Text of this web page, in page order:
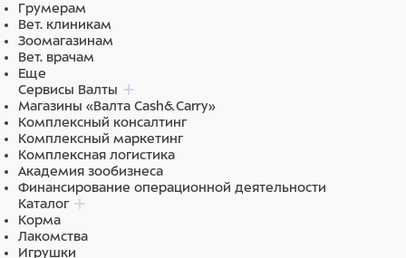
Грумерам
Вет. клиникам
Зоомагазинам
Вет. врачам
Еще
Сервисы Валты
Магазины «Валта Cash&Carry»
Комплексный консалтинг
Комплексный маркетинг
Комплексная логистика
Академия зообизнеса
Финансирование операционной деятельности
Каталог
Корма
Лакомства
Игрушки